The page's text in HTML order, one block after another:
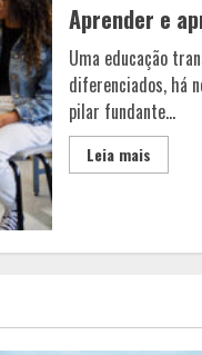
Aprender e
Uma educação
diferenciados, há
pilar fundante...
Leia mais